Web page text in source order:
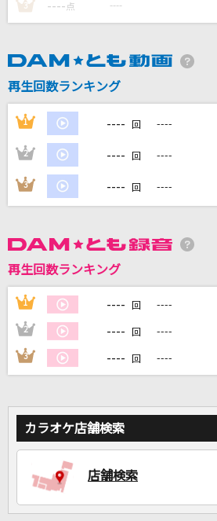
めうめうぺったんたん!!
日向美ビタースイーツ♪
DAMの新曲・ランキング
カラオケ最新情報をチェ
カラオケをもっと楽しも
家族や友達と一緒に！練
3 ---- 点 ----
再生回数ランキング
1 ---- 回 ----
2 ---- 回 ----
3 ---- 回 ----
再生回数ランキング
1 ---- 回 ----
2 ---- 回 ----
3 ---- 回 ----
カラオケ店舗検索
店舗検索